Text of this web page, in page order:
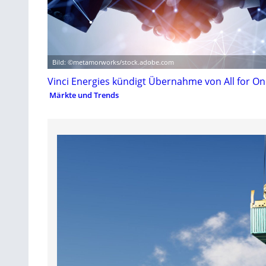
Bild: ©metamorworks/stock.adobe.com
Vinci Energies kündigt Übernahme von All for
Märkte und Trends